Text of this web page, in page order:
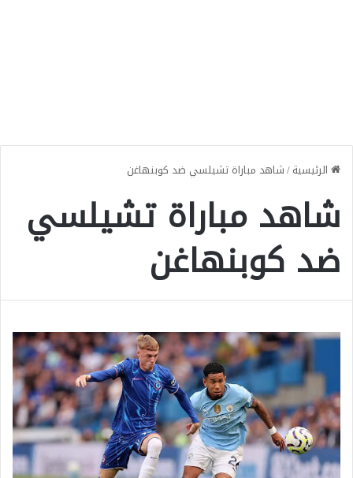
الرئيسية/شاهد مباراة تشيلسي ضد كوبنهاغن
شاهد مباراة تشيلسي
ضد كوبنهاغن